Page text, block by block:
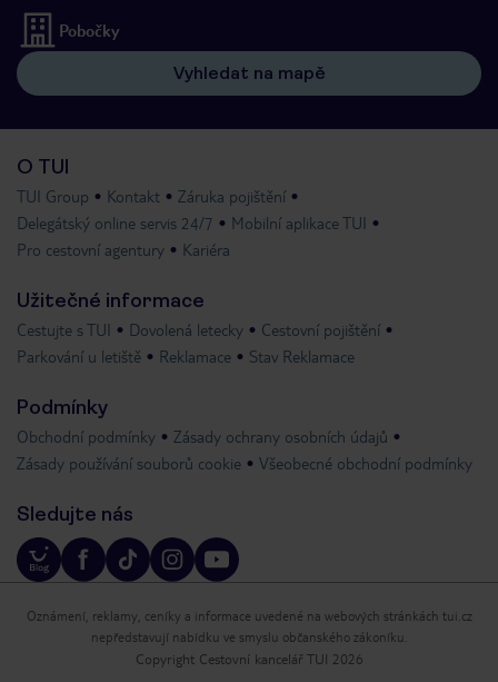
Pobočky
Vyhledat na mapě
O TUI
TUI Group Kontakt
Záruka pojištění
Delegátský online servis 24/7
Mobilní aplikace TUI
Pro cestovní agentury
Kariéra
Užitečné informace
Cestujte s TUI Dovolená letecky
Cestovní pojištění
Parkování u letiště
Reklamace Stav Reklamace
Podmínky
Obchodní podmínky
Zásady ochrany osobních údajů
Zásady používání souborů cookie
Všeobecné obchodní podmínky
Sledujte nás
Oznámení, reklamy, ceníky a informace uvedené na webových stránkách tui.cz
nepředstavují nabídku ve smyslu občanského zákoníku.
Copyright Cestovní kancelář TUI 2026